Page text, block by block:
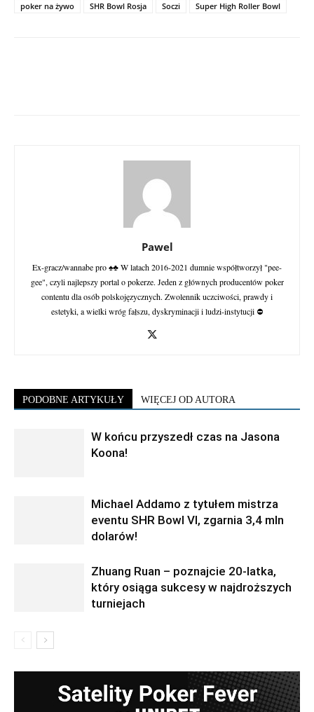
poker na żywo
SHR Bowl Rosja Soczi Super High Roller Bowl
Pawel
Ex-gracz/wannabe pro ♠♣ W latach 2016-2021 dumnie współtworzył "pee-
gee", czyli najlepszy portal o pokerze. Jeden z głównych producentów poker
contentu dla osób polskojęzycznych. Zwolennik uczciwości, prawdy i
estetyki, a wielki wróg fałszu, dyskryminacji i ludzi-instytucji ⛔
PODOBNE ARTYKUŁY WIĘCEJ OD AUTORA
W końcu przyszedł czas na Jasona
Koona!
Michael Addamo z tytułem mistrza
eventu SHR Bowl VI, zgarnia 3,4 mln
dolarów!
Zhuang Ruan – poznajcie 20-latka,
który osiąga sukcesy w najdroższych
turniejach